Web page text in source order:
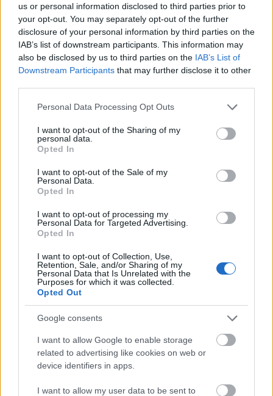
us or personal information disclosed to third parties prior to
your opt-out. You may separately opt-out of the further
disclosure of your personal information by third parties on the
IAB’s list of downstream participants. This information may
also be disclosed by us to third parties on the IAB’s List of
Downstream Participants that may further disclose it to other
Please note that this website/app uses one or more Google
not limited to your visit or usage behaviour. You may click to
grant or deny consent to Google and its third-party tags to
use your data for below specified purposes in below Google
consent section.
Personal Data Processing Opt Outs
I want to opt-out of the Sharing of my
personal data.
Opted In
I want to opt-out of the Sale of my
Personal Data.
Opted In
I want to opt-out of processing my
Personal Data for Targeted Advertising.
Opted In
I want to opt-out of Collection, Use,
Retention, Sale, and/or Sharing of my
Personal Data that Is Unrelated with the
Purposes for which it was collected.
Opted Out
Google consents
I want to allow Google to enable storage
related to advertising like cookies on web or
device identifiers in apps.
I want to allow my user data to be sent to
Σίνερ θα αγωνιστεί για την πρόκριση για
διαδοχική χρονιάστον τελικό τουAustralian
, που σημαίνει πως ήδη μετρά
νίκες σε αυτό.
Ο 24χρονος Ιταλός στον 3ο γύρο απέναντι στον
Αμερικανό,
κράμπες εξ αιτίας των υψηλών θερμοκρασιών,
όμως το κλείσιμο της οροφής στη «Rod Laver
Arena», που έφερε πολλή συζήτηση, αποδείχθηκε
ευεργετικό.